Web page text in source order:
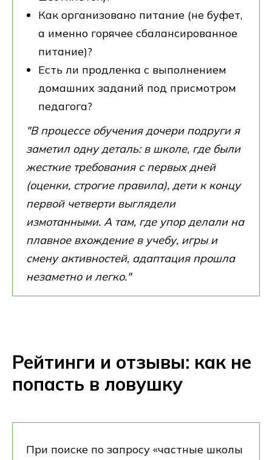
Как организовано питание (не буфет,
а именно горячее сбалансированное
питание)?
Есть ли продленка с выполнением
домашних заданий под присмотром
педагога?
"В процессе обучения дочери подруги я
заметил одну деталь: в школе, где были
жесткие требования с первых дней
(оценки, строгие правила), дети к концу
первой четверти выглядели
измотанными. А там, где упор делали на
плавное вхождение в учебу, игры и
смену активностей, адаптация прошла
незаметно и легко."
Рейтинги и отзывы: как не
попасть в ловушку
При поиске по запросу «частные школы